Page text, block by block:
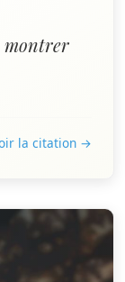
montrer
la citation →